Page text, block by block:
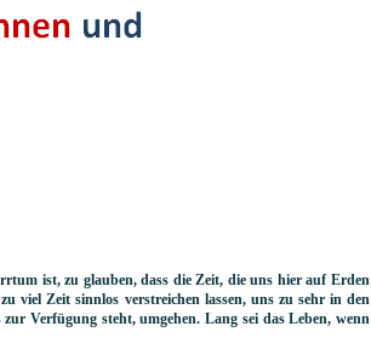
ist, zu glauben, dass die Zeit, die uns hier auf Erden
viel Zeit sinnlos verstreichen lassen, uns zu sehr in den
Verfügung steht, umgehen. Lang sei das Leben, wenn